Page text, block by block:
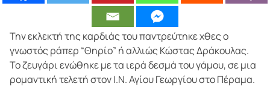
Την εκλεκτή της καρδιάς του παντρεύτηκε χθες ο
γνωστός ράπερ “Θηρίο” ή αλλιώς Κώστας Δράκουλας.
Το ζευγάρι ενώθηκε με τα ιερά δεσμά του γάμου, σε μια
ρομαντική τελετή στον Ι.Ν. Αγίου Γεωργίου στο Πέραμα.